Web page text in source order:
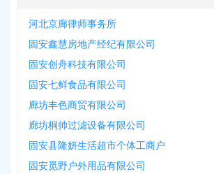
河北京廊律师事务所
固安鑫慧房地产经纪有限公司
固安创舟科技有限公司
固安七鲜食品有限公司
廊坊丰色商贸有限公司
廊坊桐帅过滤设备有限公司
固安县隆妍生活超市个体工商户
固安觅野户外用品有限公司